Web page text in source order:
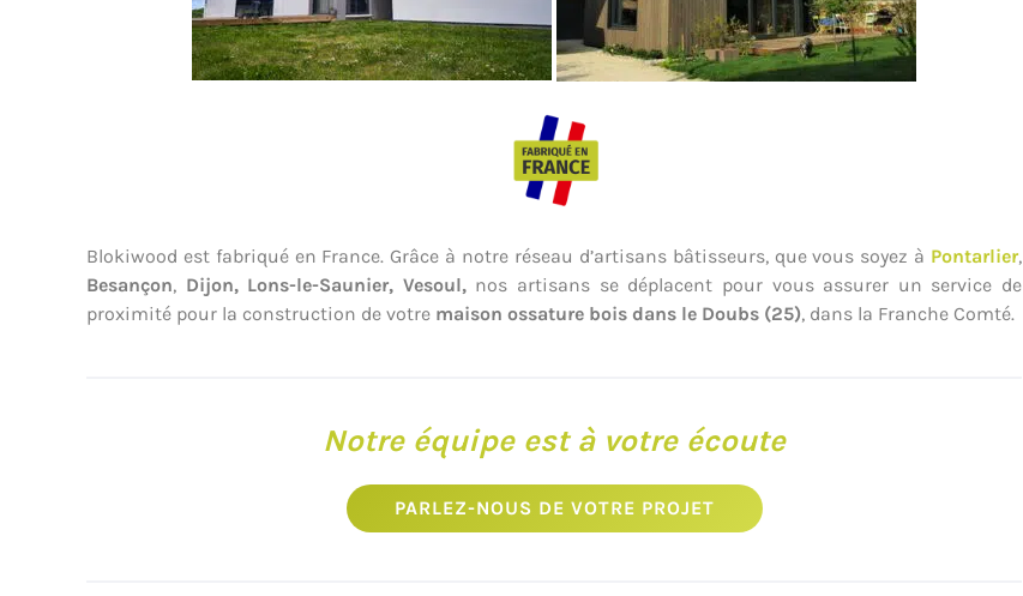
Blokiwood est fabriqué en France. Grâce à notre réseau d’artisans bâtisseurs, que vous soyez à Pontarlier,
Besançon, Dijon, Lons-le-Saunier, Vesoul,nos artisans se déplacent pour vous assurer un service de
proximité pour la construction de votre maison ossature bois dans le Doubs (25), dans la Franche Comté.
Notre équipe est à votre écoute
PARLEZ-NOUS DE VOTRE PROJET